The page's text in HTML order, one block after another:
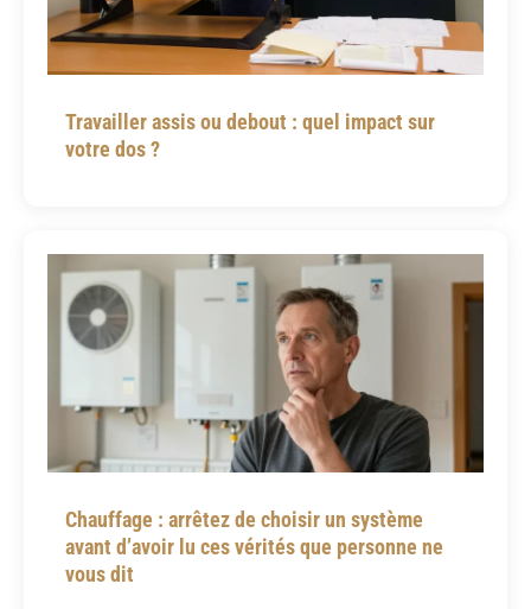
Travailler assis ou debout : quel impact sur
votre dos ?
Chauffage : arrêtez de choisir un système
avant d’avoir lu ces vérités que personne ne
vous dit